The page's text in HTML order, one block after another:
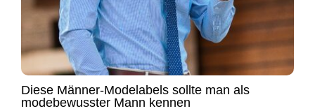
Diese Männer-Modelabels sollte man als
modebewusster Mann kennen